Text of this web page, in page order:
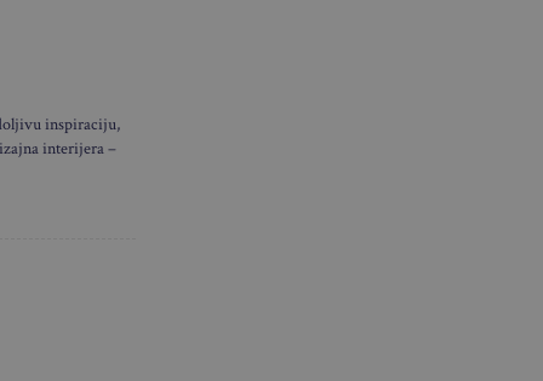
inspiraciju,
interijera –